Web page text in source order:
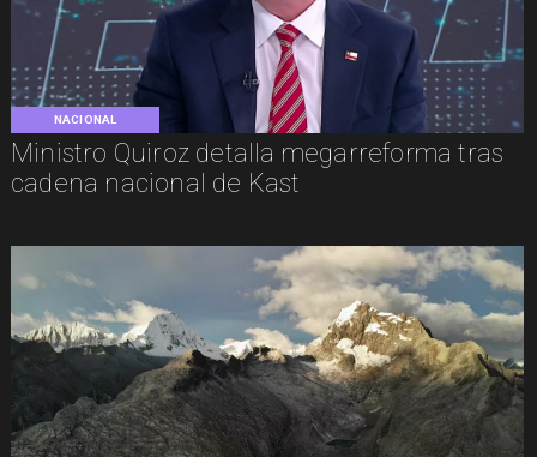
NACIONAL
Ministro Quiroz detalla megarreforma tras
cadena nacional de Kast